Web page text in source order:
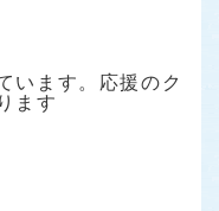
います。応援のク
ます